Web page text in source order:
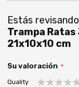
Estás
Trampa
21x10x10 cm
Su valoración
Quality